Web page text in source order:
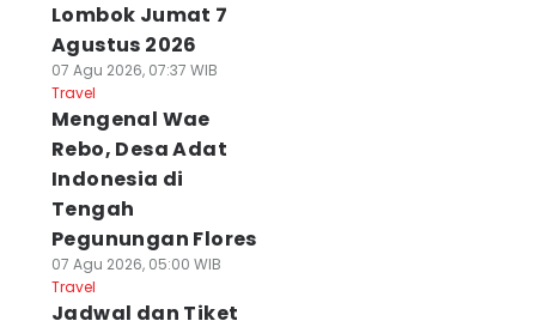
Lombok Jumat 7
Agustus 2026
07 Agu 2026, 07:37 WIB
Travel
Mengenal Wae
Rebo, Desa Adat
Indonesia di
Tengah
Pegunungan Flores
07 Agu 2026, 05:00 WIB
Travel
Jadwal dan Tiket